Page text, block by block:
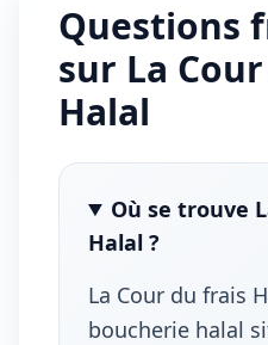
Questions
sur La
Halal
Où se trouve
Halal ?
La Cour du frais
boucherie halal